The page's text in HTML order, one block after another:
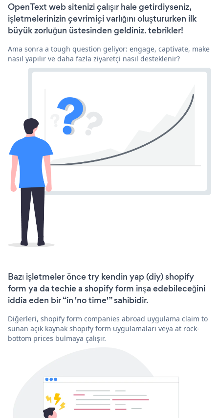
OpenText web sitenizi çalışır hale getirdiyseniz,
işletmelerinizin çevrimiçi varlığını oluştururken ilk
büyük zorluğun üstesinden geldiniz. tebrikler!
Ama sonra a tough question geliyor: engage, captivate, make
nasıl yapılır ve daha fazla ziyaretçi nasıl desteklenir?
Bazı işletmeler önce try kendin yap (diy) shopify
form ya da techie a shopify form inşa edebileceğini
iddia eden bir “in 'no time'” sahibidir.
Diğerleri, shopify form companies abroad uygulama claim to
sunan açık kaynak shopify form uygulamaları veya at rock-
bottom prices bulmaya çalışır.